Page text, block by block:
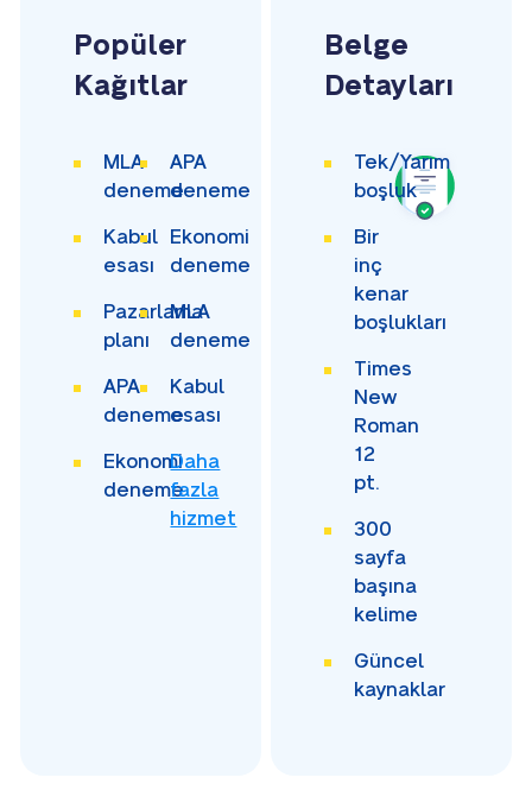
Popüler
Kağıtlar
MLA
deneme
APA
deneme
Kabul
esası
Ekonomi
deneme
Pazarlama
planı
MLA
deneme
APA
deneme
Kabul
esası
Ekonomi
deneme
Daha
fazla
hizmet
Belge
Detayları
Tek/Yarım
boşluk
Bir
inç
kenar
boşlukları
Times
New
Roman
12
pt.
300
sayfa
başına
kelime
Güncel
kaynaklar